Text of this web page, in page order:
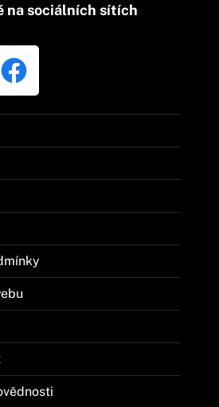
na sociálních sítích